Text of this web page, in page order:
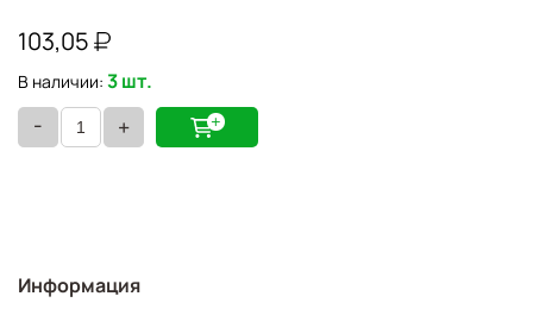
103,05
В наличии: 3 шт.
- +
Информация